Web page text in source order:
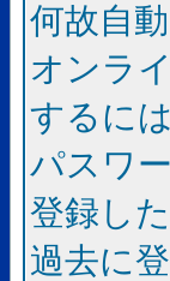
何故自
オンラ
するに
パスワ
登録し
過去に